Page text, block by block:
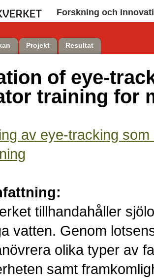
Forskning och
Projekt Resultat
of eye-
training for
av eye-tracking
tillhandahåller
vatten. Genom
olika typer av
samt